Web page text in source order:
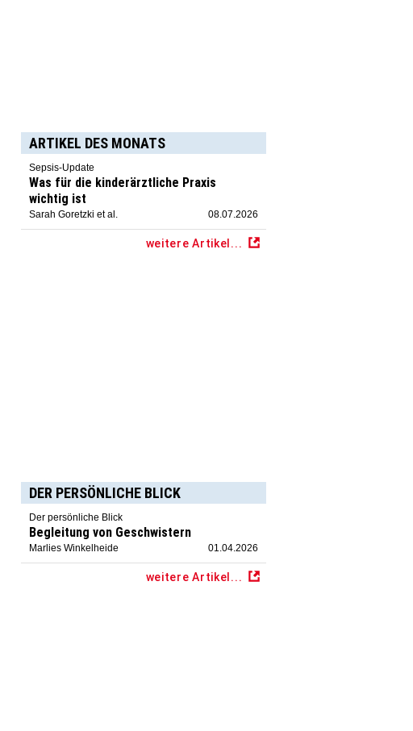
ARTIKEL DES MONATS
Sepsis-Update
Was für die kinderärztliche Praxis
wichtig ist
Sarah Goretzki et al. 08.07.2026
weitere Artikel...
DER PERSÖNLICHE BLICK
Der persönliche Blick
Begleitung von Geschwistern
Marlies Winkelheide 01.04.2026
weitere Artikel...